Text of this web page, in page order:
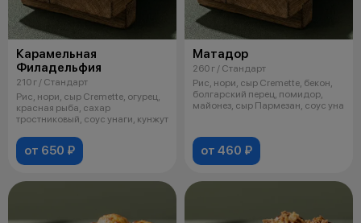
Карамельная
Филадельфия
210 г / Стандарт
Рис, нори, сыр Cremette, огурец,
красная рыба, сахар
тростниковый, соус унаги, кунжут
от 650 ₽
Матадор
260 г / Стандарт
Рис, нори, сыр Cremette, бекон,
болгарский перец, помидор,
майонез, сыр Пармезан, соус уна
от 460 ₽